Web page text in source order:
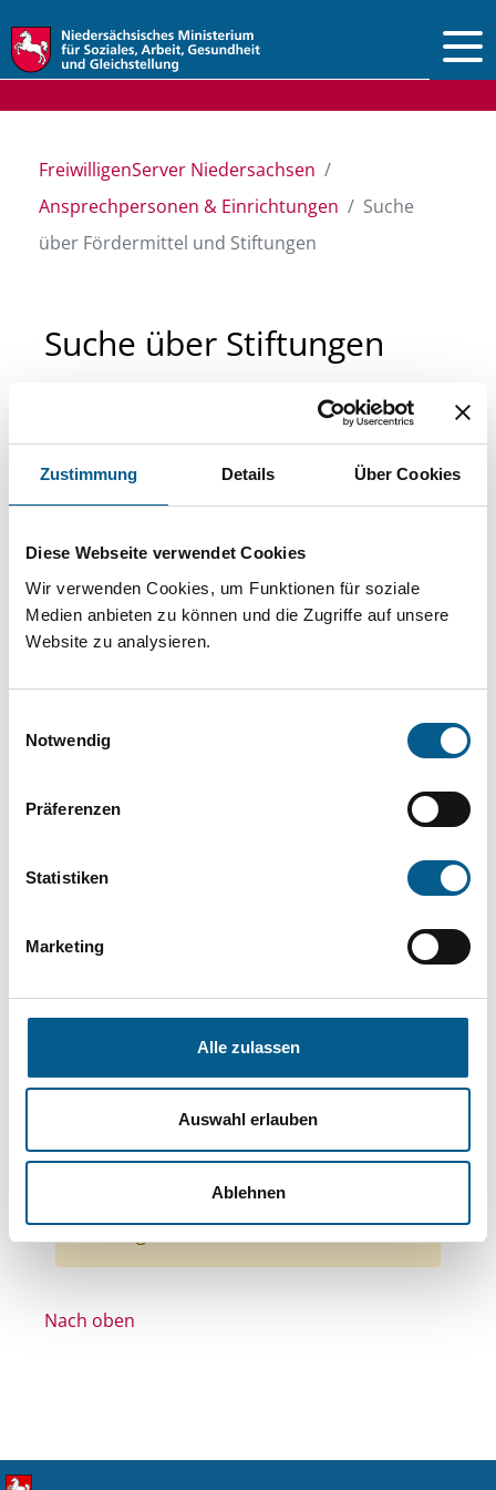
Zustimmung Details Über Cookies
Diese Webseite verwendet Cookies
Wir verwenden Cookies, um Funktionen für soziale
Medien anbieten zu können und die Zugriffe auf unsere
Website zu analysieren.
Notwendig
Präferenzen
Statistiken
Marketing
Alle zulassen
Auswahl erlauben
Ablehnen
FreiwilligenServer Niedersachsen
Ansprechpersonen & Einrichtungen
Suche
über Fördermittel und Stiftungen
Suche über Stiftungen
Sie suchen finanzielle Unterstützung für ein
Projekt oder ein Vorhaben? Hier können Sie
direkt über unsere Fördermitteldatenbank und
Stiftungsdatenbank recherchieren. Bei der
Suche bitte die Groß- und Kleinschreibung
beachten.
können durch die Wahl von Bereichen oder
Bereiche: Stiftungen
Themen: Gesundheitswesen
Themen: Tierschutz
Themen: Wohlfahrtswesen
Themen: Kunst & Kultur
Themen: Denkmalschutz
Alle Filter entfernen
Nach oben